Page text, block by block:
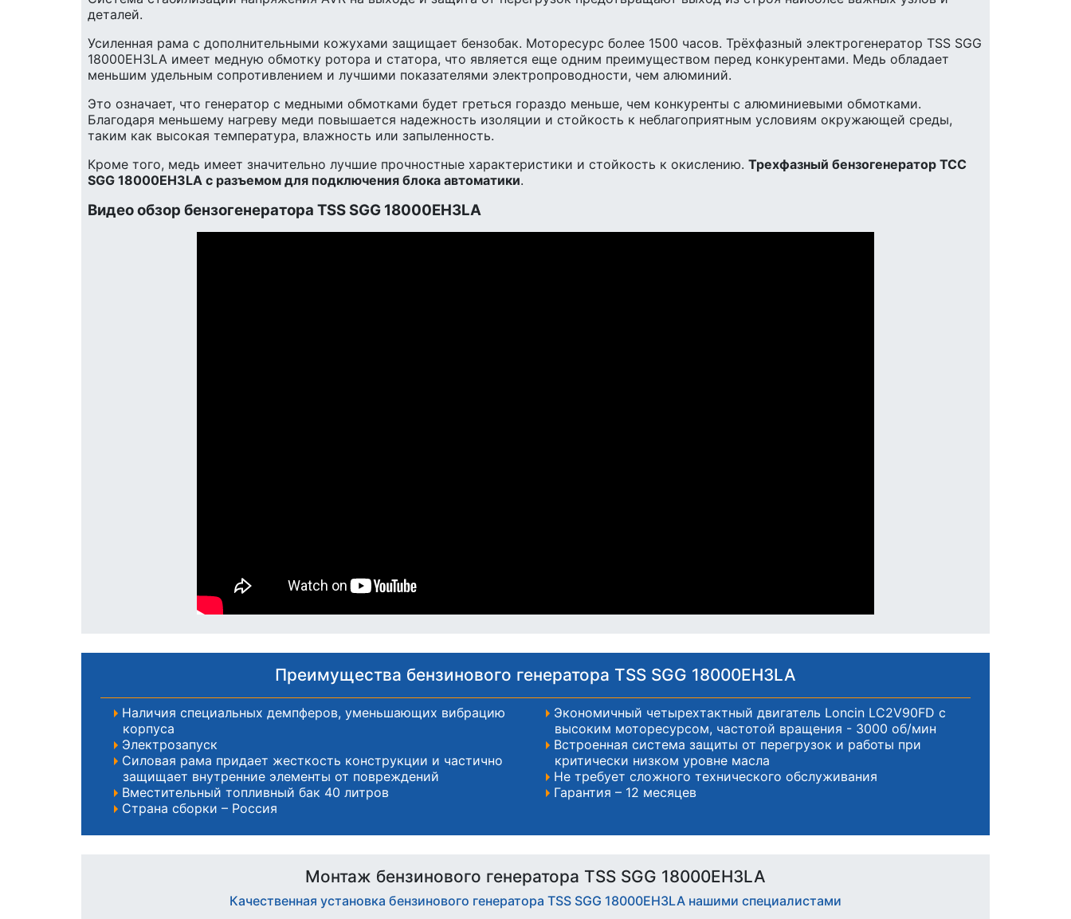
деталей.
Усиленная рама с дополнительными кожухами защищает бензобак. Моторесурс более 1500 часов. Трёхфазный электрогенератор TSS SGG
18000EH3LA имеет медную обмотку ротора и статора, что является еще одним преимуществом перед конкурентами. Медь обладает
меньшим удельным сопротивлением и лучшими показателями электропроводности, чем алюминий.
Это означает, что генератор с медными обмотками будет греться гораздо меньше, чем конкуренты с алюминиевыми обмотками.
Благодаря меньшему нагреву меди повышается надежность изоляции и стойкость к неблагоприятным условиям окружающей среды,
таким как высокая температура, влажность или запыленность.
Кроме того, медь имеет значительно лучшие прочностные характеристики и стойкость к окислению. Трехфазный бензогенератор ТСС
SGG 18000EH3LA с разъемом для подключения блока автоматики.
Видео обзор бензогенератора TSS SGG 18000EH3LA
Преимущества бензинового генератора TSS SGG 18000EH3LA
Наличия специальных демпферов, уменьшающих вибрацию
корпуса
Электрозапуск
Силовая рама придает жесткость конструкции и частично
защищает внутренние элементы от повреждений
Вместительный топливный бак 40 литров
Страна сборки – Россия
Экономичный четырехтактный двигатель Loncin LC2V90FD с
высоким моторесурсом, частотой вращения - 3000 об/мин
Встроенная система защиты от перегрузок и работы при
критически низком уровне масла
Не требует сложного технического обслуживания
Гарантия – 12 месяцев
Монтаж бензинового генератора TSS SGG 18000EH3LA
Качественная установка бензинового генератора TSS SGG 18000EH3LA нашими специалистами